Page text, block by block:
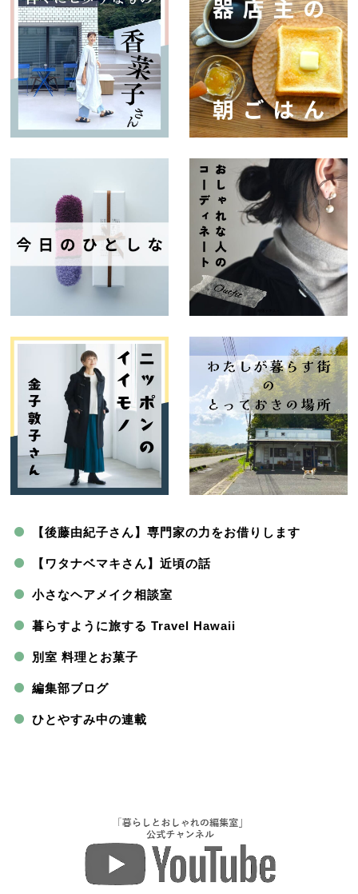
【後藤由紀子さん】専門家の力をお借りします
【ワタナベマキさん】近頃の話
小さなヘアメイク相談室
暮らすように旅する Travel Hawaii
別室 料理とお菓子
編集部ブログ
ひとやすみ中の連載